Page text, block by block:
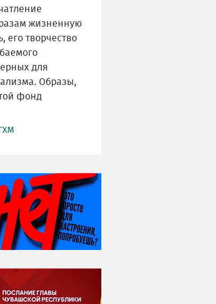
жизненную
его творчество
для
Образы,
фонд
ДАТЫ...